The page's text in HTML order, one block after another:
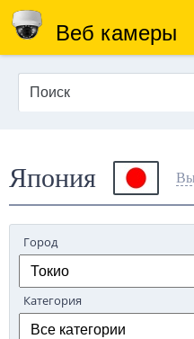
Веб камеры
Япония
Город
Категория